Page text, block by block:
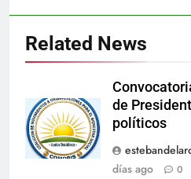
Related News
de
políticos
días ago
0